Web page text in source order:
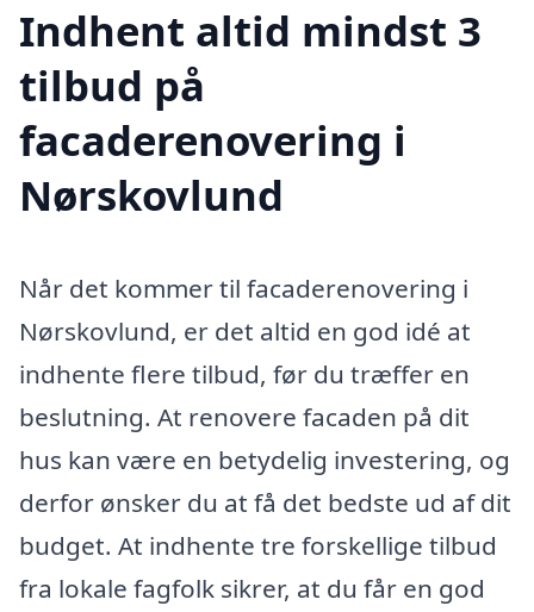
Indhent altid mindst 3
tilbud på
facaderenovering i
Nørskovlund
Når det kommer til facaderenovering i
Nørskovlund, er det altid en god idé at
indhente flere tilbud, før du træffer en
beslutning. At renovere facaden på dit
hus kan være en betydelig investering, og
derfor ønsker du at få det bedste ud af dit
budget. At indhente tre forskellige tilbud
fra lokale fagfolk sikrer, at du får en god